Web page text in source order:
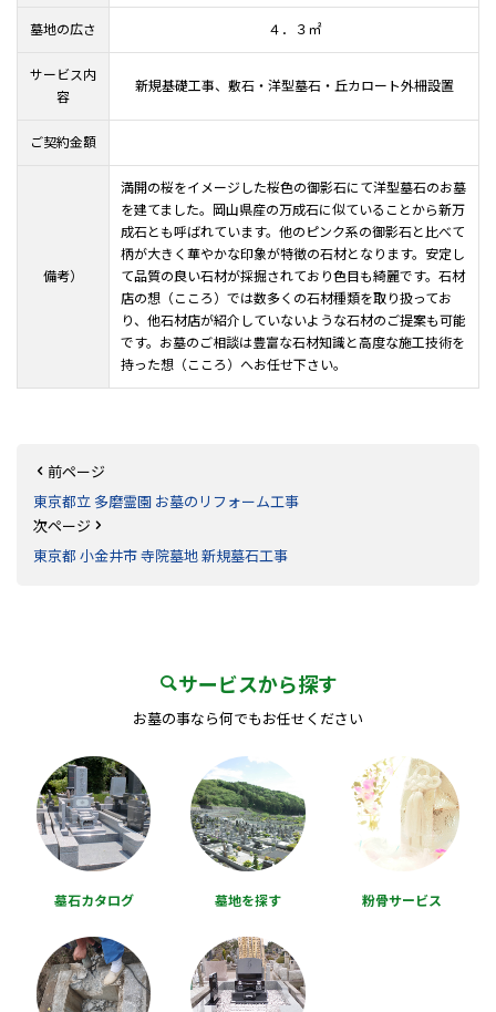
墓地の広さ ４．３㎡
サービス内
容
新規基礎工事、敷石・洋型墓石・丘カロート外柵設置
ご契約金額
備考）
満開の桜をイメージした桜色の御影石にて洋型墓石のお墓
を建てました。岡山県産の万成石に似ていることから新万
成石とも呼ばれています。他のピンク系の御影石と比べて
柄が大きく華やかな印象が特徴の石材となります。安定し
て品質の良い石材が採掘されており色目も綺麗です。石材
店の想（こころ）では数多くの石材種類を取り扱ってお
り、他石材店が紹介していないような石材のご提案も可能
です。お墓のご相談は豊富な石材知識と高度な施工技術を
持った想（こころ）へお任せ下さい。
前ページ
東京都立 多磨霊園 お墓のリフォーム工事
次ページ
東京都 小金井市 寺院墓地 新規墓石工事
サービスから探す
お墓の事なら何でもお任せください
墓石カタログ 墓地を探す 粉骨サービス